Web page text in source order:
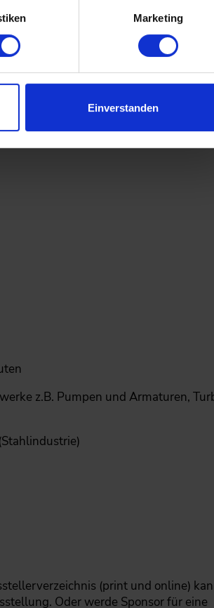
Marketing
Einverstanden
z.B. Pumpen und Armaturen,
(print und online)
Oder werde Sponsor für eine